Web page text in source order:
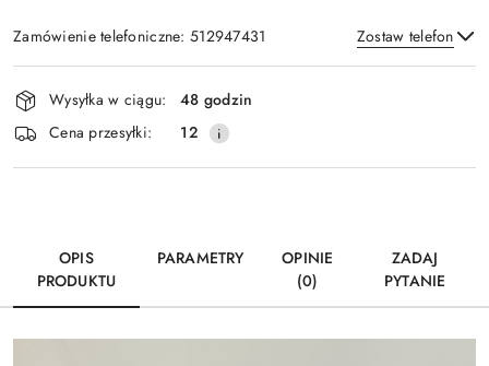
Zamówienie telefoniczne: 512947431 Zostaw telefon
Wyślij
Dostępność
i
dostawa
Wysyłka w ciągu:
48 godzin
Cena przesyłki:
12
OPIS
PRODUKTU
PARAMETRY
OPINIE
(0)
ZADAJ
PYTANIE